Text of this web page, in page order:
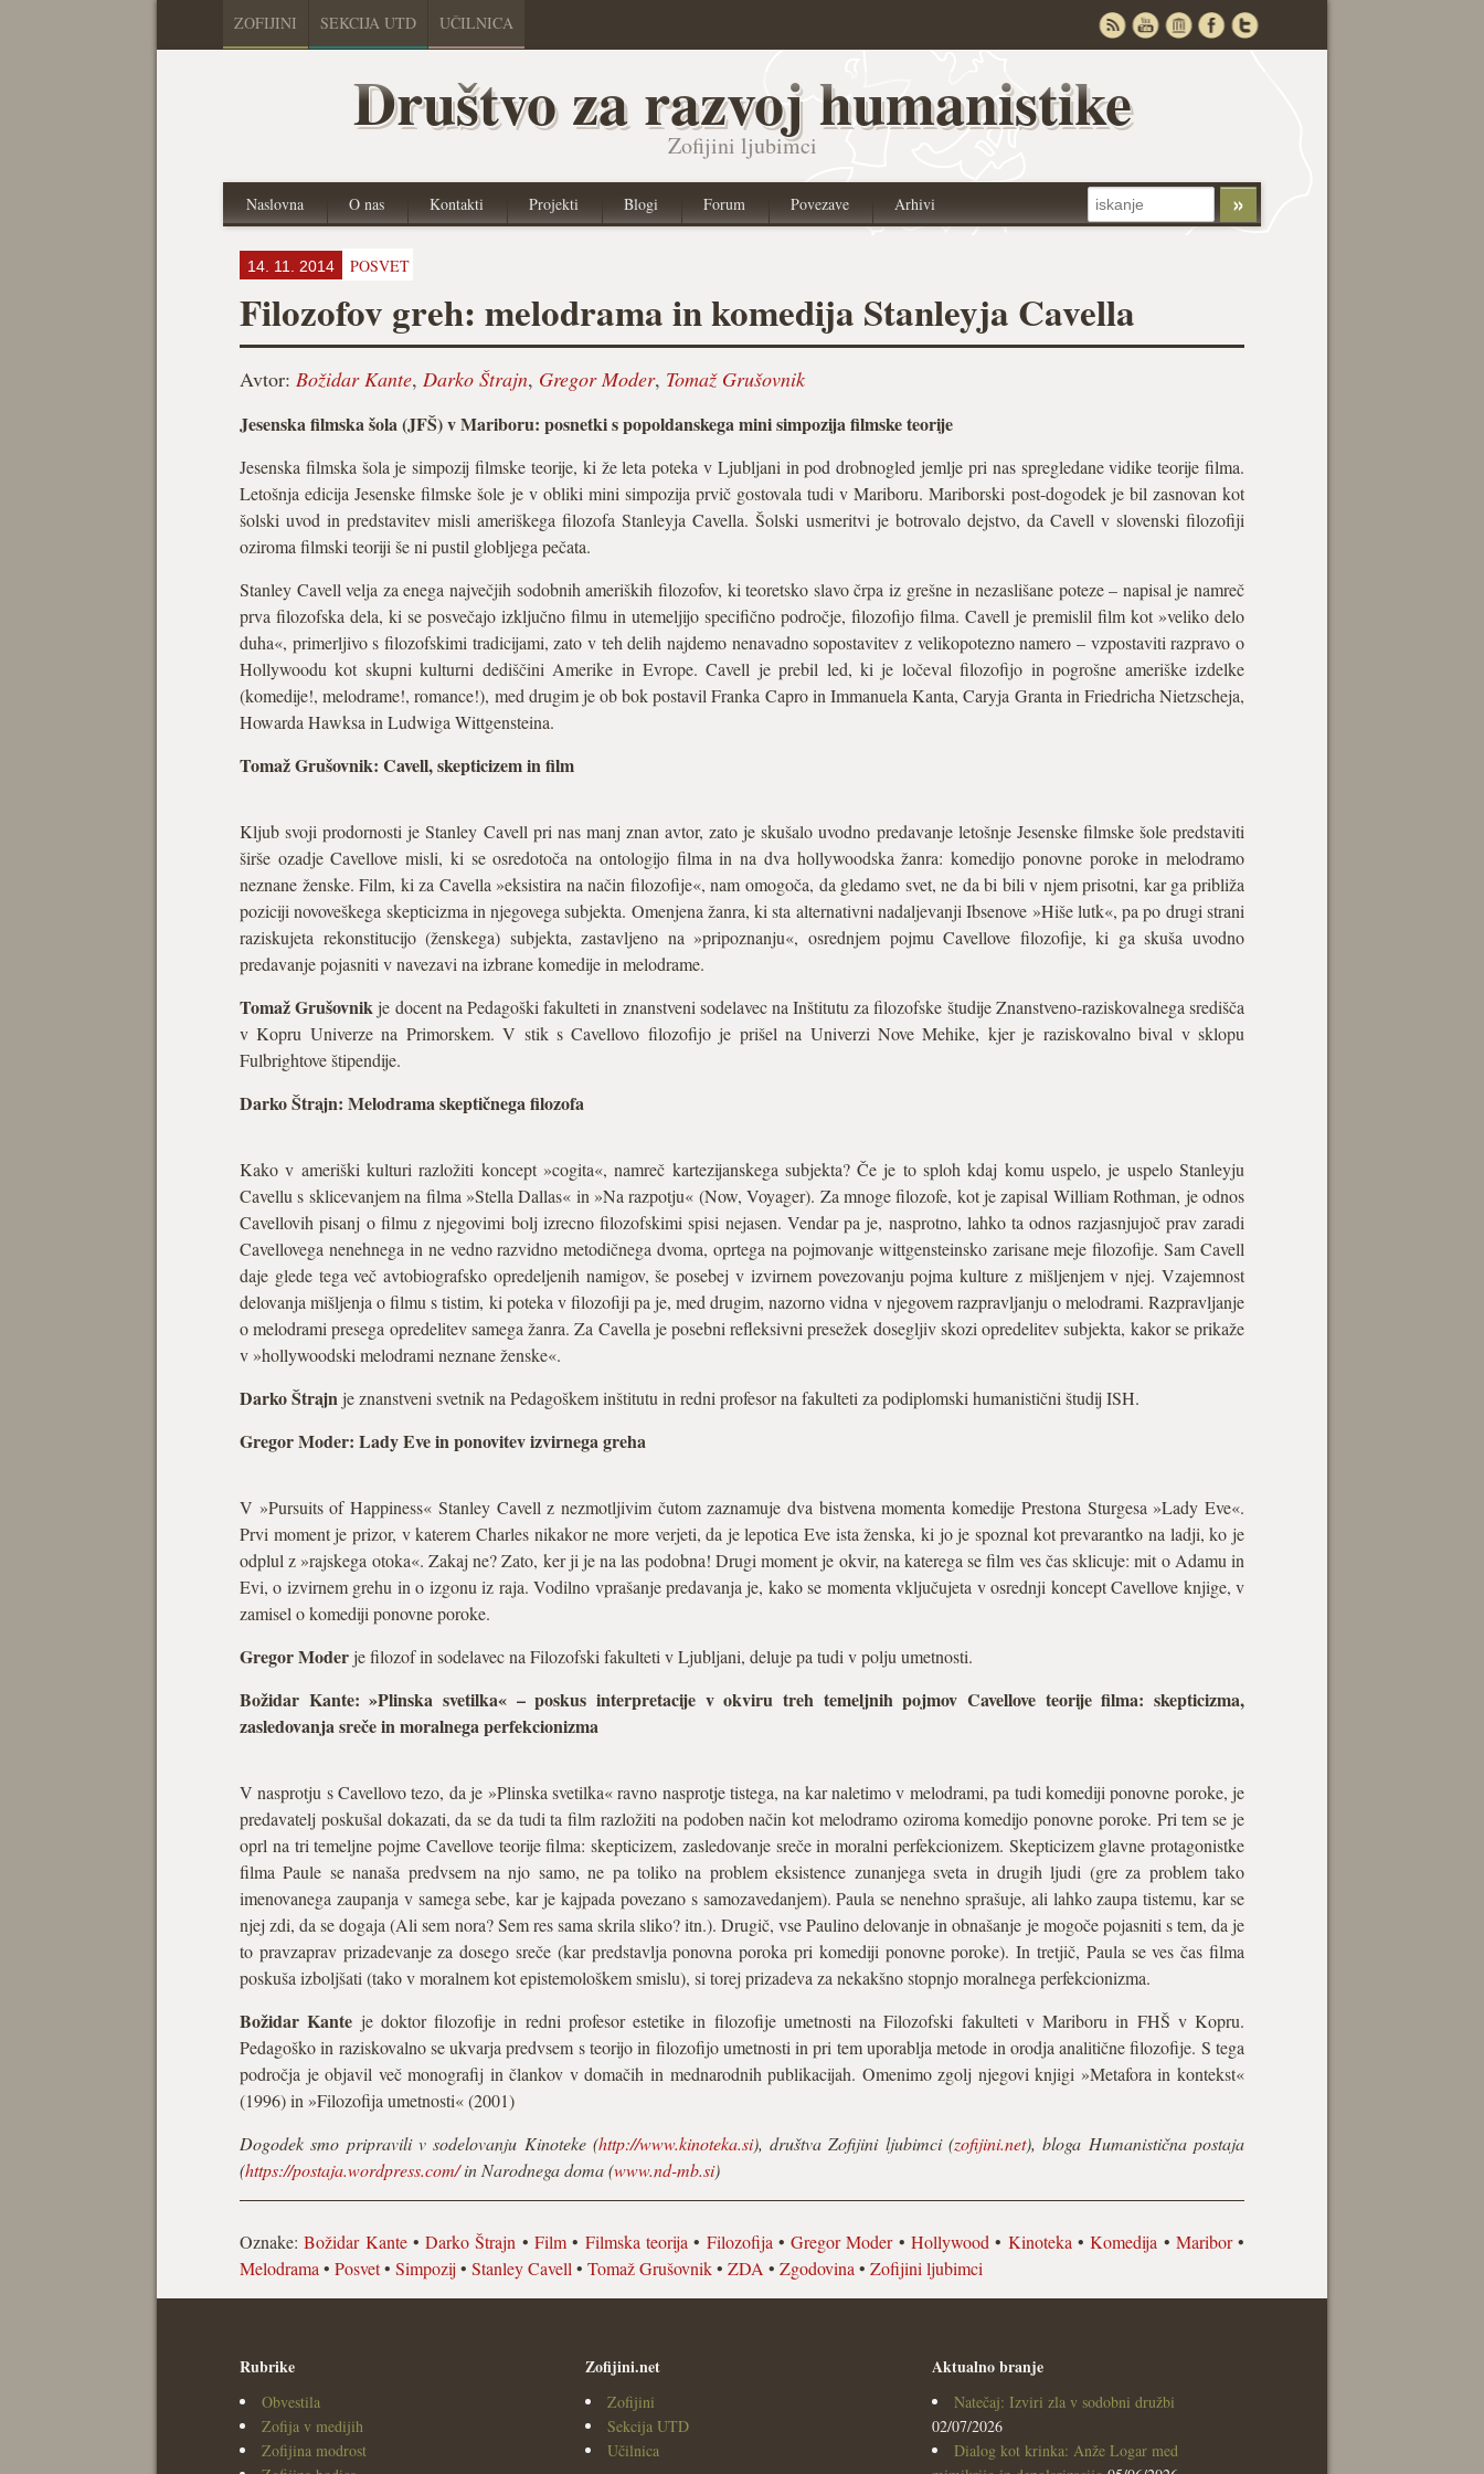
ZOFIJINI SEKCIJA UTD UČILNICA
Društvo za razvoj humanistike
Zofijini ljubimci
Naslovna O nas Kontakti Projekti Blogi Forum Povezave Arhivi
14. 11. 2014 POSVET
Filozofov greh: melodrama in komedija Stanleyja Cavella
Avtor: Božidar Kante, Darko Štrajn, Gregor Moder, Tomaž Grušovnik
Jesenska filmska šola (JFŠ) v Mariboru: posnetki s popoldanskega mini simpozija filmske teorije
Jesenska filmska šola je simpozij filmske teorije, ki že leta poteka v Ljubljani in pod drobnogled jemlje pri nas spregledane vidike teorije filma.
Letošnja edicija Jesenske filmske šole je v obliki mini simpozija prvič gostovala tudi v Mariboru. Mariborski post-dogodek je bil zasnovan kot
šolski uvod in predstavitev misli ameriškega filozofa Stanleyja Cavella. Šolski usmeritvi je botrovalo dejstvo, da Cavell v slovenski filozofiji
oziroma filmski teoriji še ni pustil globljega pečata.
Stanley Cavell velja za enega največjih sodobnih ameriških filozofov, ki teoretsko slavo črpa iz grešne in nezaslišane poteze – napisal je namreč
prva filozofska dela, ki se posvečajo izključno filmu in utemeljijo specifično področje, filozofijo filma. Cavell je premislil film kot »veliko delo
duha«, primerljivo s filozofskimi tradicijami, zato v teh delih najdemo nenavadno sopostavitev z velikopotezno namero – vzpostaviti razpravo o
Hollywoodu kot skupni kulturni dediščini Amerike in Evrope. Cavell je prebil led, ki je ločeval filozofijo in pogrošne ameriške izdelke
(komedije!, melodrame!, romance!), med drugim je ob bok postavil Franka Capro in Immanuela Kanta, Caryja Granta in Friedricha Nietzscheja,
Howarda Hawksa in Ludwiga Wittgensteina.
Tomaž Grušovnik: Cavell, skepticizem in film
Kljub svoji prodornosti je Stanley Cavell pri nas manj znan avtor, zato je skušalo uvodno predavanje letošnje Jesenske filmske šole predstaviti
širše ozadje Cavellove misli, ki se osredotoča na ontologijo filma in na dva hollywoodska žanra: komedijo ponovne poroke in melodramo
neznane ženske. Film, ki za Cavella »eksistira na način filozofije«, nam omogoča, da gledamo svet, ne da bi bili v njem prisotni, kar ga približa
poziciji novoveškega skepticizma in njegovega subjekta. Omenjena žanra, ki sta alternativni nadaljevanji Ibsenove »Hiše lutk«, pa po drugi strani
raziskujeta rekonstitucijo (ženskega) subjekta, zastavljeno na »pripoznanju«, osrednjem pojmu Cavellove filozofije, ki ga skuša uvodno
predavanje pojasniti v navezavi na izbrane komedije in melodrame.
Tomaž Grušovnikje docent na Pedagoški fakulteti in znanstveni sodelavec na Inštitutu za filozofske študije Znanstveno-raziskovalnega središča
v Kopru Univerze na Primorskem. V stik s Cavellovo filozofijo je prišel na Univerzi Nove Mehike, kjer je raziskovalno bival v sklopu
Fulbrightove štipendije.
Darko Štrajn: Melodrama skeptičnega filozofa
Kako v ameriški kulturi razložiti koncept »cogita«, namreč kartezijanskega subjekta? Če je to sploh kdaj komu uspelo, je uspelo Stanleyju
Cavellu s sklicevanjem na filma »Stella Dallas« in »Na razpotju« (Now, Voyager). Za mnoge filozofe, kot je zapisal William Rothman, je odnos
Cavellovih pisanj o filmu z njegovimi bolj izrecno filozofskimi spisi nejasen. Vendar pa je, nasprotno, lahko ta odnos razjasnjujoč prav zaradi
Cavellovega nenehnega in ne vedno razvidno metodičnega dvoma, oprtega na pojmovanje wittgensteinsko zarisane meje filozofije. Sam Cavell
daje glede tega več avtobiografsko opredeljenih namigov, še posebej v izvirnem povezovanju pojma kulture z mišljenjem v njej. Vzajemnost
delovanja mišljenja o filmu s tistim, ki poteka v filozofiji pa je, med drugim, nazorno vidna v njegovem razpravljanju o melodrami. Razpravljanje
o melodrami presega opredelitev samega žanra. Za Cavella je posebni refleksivni presežek dosegljiv skozi opredelitev subjekta, kakor se prikaže
v »hollywoodski melodrami neznane ženske«.
Darko Štrajnje znanstveni svetnik na Pedagoškem inštitutu in redni profesor na fakulteti za podiplomski humanistični študij ISH.
Gregor Moder: Lady Eve in ponovitev izvirnega greha
V »Pursuits of Happiness« Stanley Cavell z nezmotljivim čutom zaznamuje dva bistvena momenta komedije Prestona Sturgesa »Lady Eve«.
Prvi moment je prizor, v katerem Charles nikakor ne more verjeti, da je lepotica Eve ista ženska, ki jo je spoznal kot prevarantko na ladji, ko je
odplul z »rajskega otoka«. Zakaj ne? Zato, ker ji je na las podobna! Drugi moment je okvir, na katerega se film ves čas sklicuje: mit o Adamu in
Evi, o izvirnem grehu in o izgonu iz raja. Vodilno vprašanje predavanja je, kako se momenta vključujeta v osrednji koncept Cavellove knjige, v
zamisel o komediji ponovne poroke.
Gregor Moderje filozof in sodelavec na Filozofski fakulteti v Ljubljani, deluje pa tudi v polju umetnosti.
Božidar Kante:»Plinska svetilka« – poskus interpretacije v okviru treh temeljnih pojmov Cavellove teorije filma: skepticizma,
zasledovanja sreče in moralnega perfekcionizma
V nasprotju s Cavellovo tezo, da je »Plinska svetilka« ravno nasprotje tistega, na kar naletimo v melodrami, pa tudi komediji ponovne poroke, je
predavatelj poskušal dokazati, da se da tudi ta film razložiti na podoben način kot melodramo oziroma komedijo ponovne poroke. Pri tem se je
oprl na tri temeljne pojme Cavellove teorije filma: skepticizem, zasledovanje sreče in moralni perfekcionizem. Skepticizem glavne protagonistke
filma Paule se nanaša predvsem na njo samo, ne pa toliko na problem eksistence zunanjega sveta in drugih ljudi (gre za problem tako
imenovanega zaupanja v samega sebe, kar je kajpada povezano s samozavedanjem). Paula se nenehno sprašuje, ali lahko zaupa tistemu, kar se
njej zdi, da se dogaja (Ali sem nora? Sem res sama skrila sliko? itn.). Drugič, vse Paulino delovanje in obnašanje je mogoče pojasniti s tem, da je
to pravzaprav prizadevanje za dosego sreče (kar predstavlja ponovna poroka pri komediji ponovne poroke). In tretjič, Paula se ves čas filma
poskuša izboljšati (tako v moralnem kot epistemološkem smislu), si torej prizadeva za nekakšno stopnjo moralnega perfekcionizma.
Božidar Kante je doktor filozofije in redni profesor estetike in filozofije umetnosti na Filozofski fakulteti v Mariboru in FHŠ v Kopru.
Pedagoško in raziskovalno se ukvarja predvsem s teorijo in filozofijo umetnosti in pri tem uporablja metode in orodja analitične filozofije. S tega
področja je objavil več monografij in člankov v domačih in mednarodnih publikacijah. Omenimo zgolj njegovi knjigi »Metafora in kontekst«
(1996) in »Filozofija umetnosti« (2001)
Dogodek smo pripravili v sodelovanju Kinoteke (http://www.kinoteka.si), društva Zofijini ljubimci (zofijini.net), bloga Humanistična postaja
(https://postaja.wordpress.com/in Narodnega doma (www.nd-mb.si)
Oznake:Božidar Kante•Darko Štrajn •Film • Filmska teorija • Filozofija •Gregor Moder•Hollywood • Kinoteka •Komedija • Maribor•
Melodrama • Posvet• Simpozij • Stanley Cavell • Tomaž Grušovnik• ZDA • Zgodovina • Zofijini ljubimci
Rubrike
Obvestila
Zofija v medijih
Zofijina modrost
Zofijini.net
Zofijini
Sekcija UTD
Učilnica
Aktualno branje
Natečaj: Izviri zla v sodobni družbi
02/07/2026
Dialog kot krinka: Anže Logar med